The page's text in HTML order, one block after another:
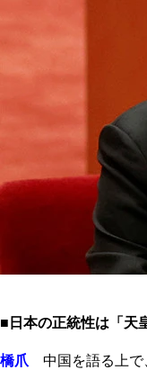
■日本の正統性は「天
橋爪 中国を語る上で